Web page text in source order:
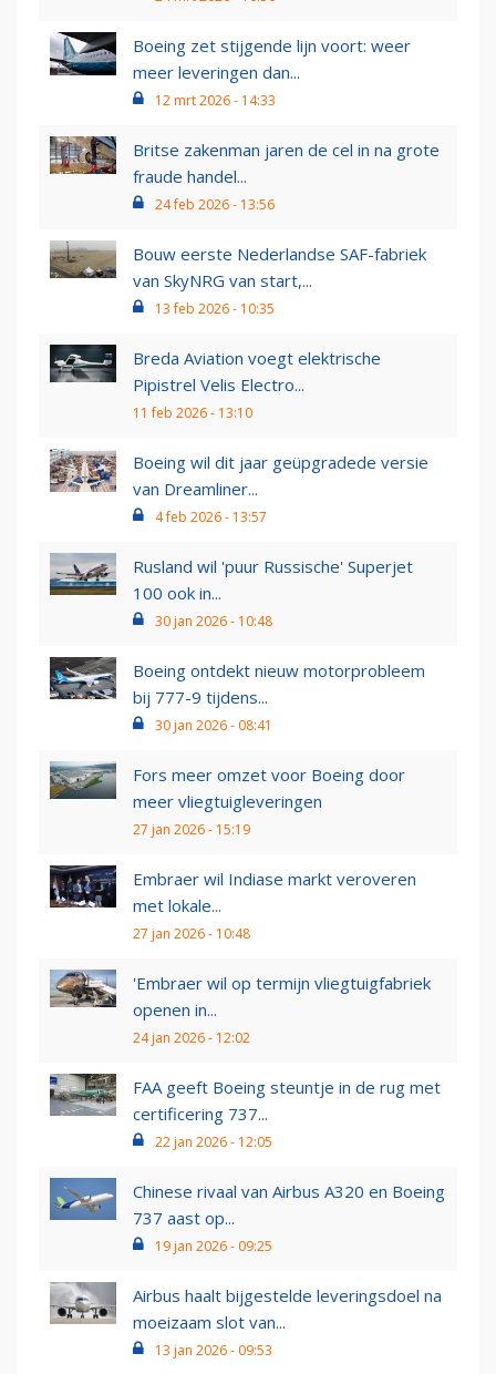
Boeing zet stijgende lijn voort: weer
meer leveringen dan...
12 mrt 2026 - 14:33
Britse zakenman jaren de cel in na grote
fraude handel...
24 feb 2026 - 13:56
Bouw eerste Nederlandse SAF-fabriek
van SkyNRG van start,...
13 feb 2026 - 10:35
Breda Aviation voegt elektrische
Pipistrel Velis Electro...
11 feb 2026 - 13:10
Boeing wil dit jaar geüpgradede versie
van Dreamliner...
4 feb 2026 - 13:57
Rusland wil 'puur Russische' Superjet
100 ook in...
30 jan 2026 - 10:48
Boeing ontdekt nieuw motorprobleem
bij 777-9 tijdens...
30 jan 2026 - 08:41
Fors meer omzet voor Boeing door
meer vliegtuigleveringen
27 jan 2026 - 15:19
Embraer wil Indiase markt veroveren
met lokale...
27 jan 2026 - 10:48
'Embraer wil op termijn vliegtuigfabriek
openen in...
24 jan 2026 - 12:02
FAA geeft Boeing steuntje in de rug met
certificering 737...
22 jan 2026 - 12:05
Chinese rivaal van Airbus A320 en Boeing
737 aast op...
19 jan 2026 - 09:25
Airbus haalt bijgestelde leveringsdoel na
moeizaam slot van...
13 jan 2026 - 09:53